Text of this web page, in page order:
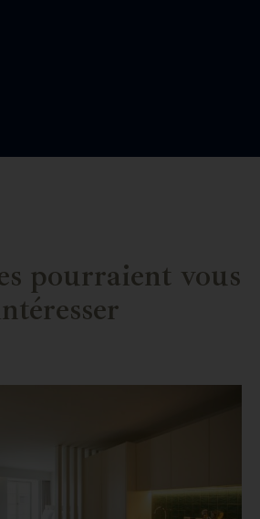
pourraient vous